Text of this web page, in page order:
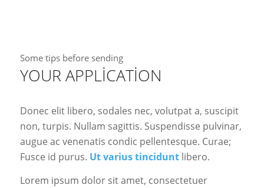
Some tips before sending
YOUR APPLICATION
Donec elit libero, sodales nec, volutpat a, suscipit
non, turpis. Nullam sagittis. Suspendisse pulvinar,
augue ac venenatis condic pellentesque. Curae;
Fusce id purus. Ut varius tinciduntlibero.
Lorem ipsum dolor sit amet, consectetuer